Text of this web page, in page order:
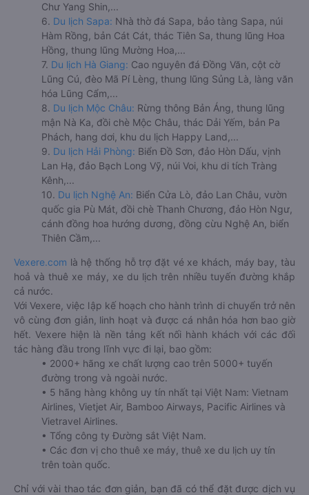
Chư Yang Shin,...
6. Du lịch Sapa: Nhà thờ đá Sapa, bảo tàng Sapa, núi
Hàm Rồng, bản Cát Cát, thác Tiên Sa, thung lũng Hoa
Hồng, thung lũng Mường Hoa,...
7. Du lịch Hà Giang: Cao nguyên đá Đồng Văn, cột cờ
Lũng Cú, đèo Mã Pí Lèng, thung lũng Sủng Là, làng văn
hóa Lũng Cẩm,...
8. Du lịch Mộc Châu: Rừng thông Bản Áng, thung lũng
mận Nà Ka, đồi chè Mộc Châu, thác Dải Yếm, bản Pa
Phách, hang dơi, khu du lịch Happy Land,...
9. Du lịch Hải Phòng: Biển Đồ Sơn, đảo Hòn Dấu, vịnh
Lan Hạ, đảo Bạch Long Vỹ, núi Voi, khu di tích Tràng
Kênh,...
10. Du lịch Nghệ An: Biển Cửa Lò, đảo Lan Châu, vườn
quốc gia Pù Mát, đồi chè Thanh Chương, đảo Hòn Ngư,
cánh đồng hoa hướng dương, đồng cừu Nghệ An, biển
Thiên Cầm,...
Vexere.com là hệ thống hỗ trợ đặt vé xe khách, máy bay, tàu
hoả và thuê xe máy, xe du lịch trên nhiều tuyến đường khắp
cả nước.
Với Vexere, việc lập kế hoạch cho hành trình di chuyển trở nên
vô cùng đơn giản, linh hoạt và được cá nhân hóa hơn bao giờ
hết. Vexere hiện là nền tảng kết nối hành khách với các đối
tác hàng đầu trong lĩnh vực đi lại, bao gồm:
• 2000+ hãng xe chất lượng cao trên 5000+ tuyến
đường trong và ngoài nước.
• 5 hãng hàng không uy tín nhất tại Việt Nam: Vietnam
Airlines, Vietjet Air, Bamboo Airways, Pacific Airlines và
Vietravel Airlines.
• Tổng công ty Đường sắt Việt Nam.
• Các đơn vị cho thuê xe máy, thuê xe du lịch uy tín
trên toàn quốc.
Chỉ với vài thao tác đơn giản, bạn đã có thể đặt được dịch vụ